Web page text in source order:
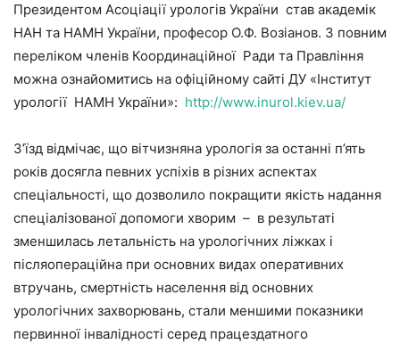
Президентом Асоціації урологів України став академік
НАН та НАМН України, професор О.Ф. Возіанов. З повним
переліком членів Координаційної Ради та Правління
можна ознайомитись на офіційному сайті ДУ «Інститут
урології НАМН України»: http://www.inurol.kiev.ua/
З’їзд відмічає, що вітчизняна урологія за останні п’ять
років досягла певних успіхів в різних аспектах
спеціальності, що дозволило покращити якість надання
спеціалізованої допомоги хворим – в результаті
зменшилась летальність на урологічних ліжках і
післяопераційна при основних видах оперативних
втручань, смертність населення від основних
урологічних захворювань, стали меншими показники
первинної інвалідності серед працездатного